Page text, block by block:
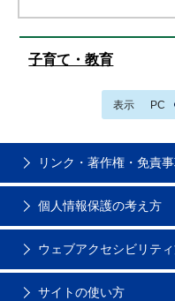
子育て・教育
表示 PC
リンク・著作権・免責
個人情報保護の考え方
ウェブアクセシビリテ
サイトの使い方